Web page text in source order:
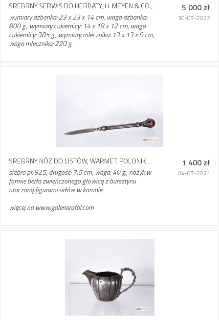
SREBRNY SERWIS DO HERBATY, H. MEYEN & CO.,...
wymiary dzbanka: 23 x 23 x 14 cm, waga dzbanka:
800 g., wymiary cukiernicy: 14 x 18 x 12 cm, waga
cukiernicy: 385 g., wymiary mlecznika: 13 x 13 x 9 cm,
waga mlecznika: 220 g.
5 000 zł
30-07-2022
SREBRNY NÓŻ DO LISTÓW, WARMET, POLONIK,...
srebro pr. 925, długość: 7,5 cm, waga: 40 g., nożyk w
formie berła zwieńczonego głowicą z bursztynu
otoczoną figurami orłów w koronie.
więcej na www.galeriarafal.com
1 400 zł
04-07-2021